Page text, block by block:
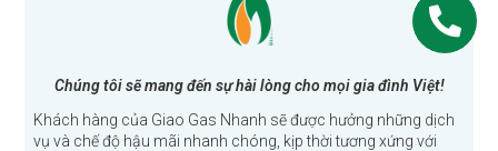
Chúng tôi sẽ mang đến sự hài lòng cho mọi gia đình Việt!
Khách hàng của Giao Gas Nhanh sẽ được hưởng những dịch
vụ và chế độ hậu mãi nhanh chóng, kịp thời tương xứng với